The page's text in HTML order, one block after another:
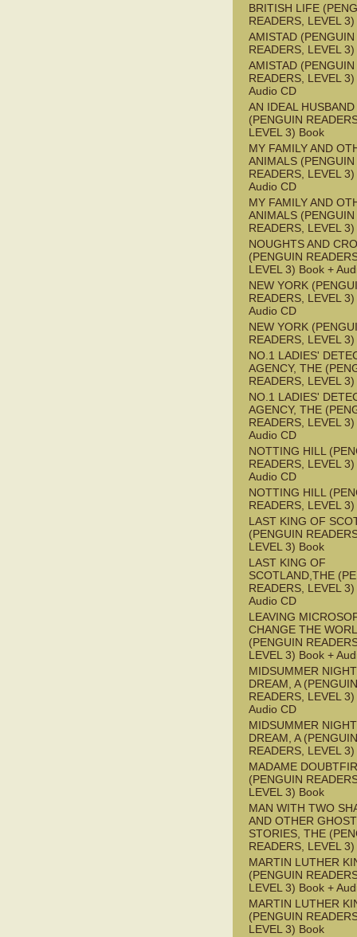
BRITISH LIFE
READERS, LEVEL
AMISTAD (PENGUIN
READERS, LEVEL
AMISTAD (PENGUIN
READERS, LEVEL
Audio CD
AN IDEAL HUSBAND
(PENGUIN
LEVEL 3) Book
MY FAMILY AND
ANIMALS (PENGUIN
READERS, LEVEL
Audio CD
MY FAMILY AND
ANIMALS (PENGUIN
READERS, LEVEL
NOUGHTS AND
(PENGUIN
LEVEL 3) Book +
NEW YORK
READERS, LEVEL
Audio CD
NEW YORK
READERS, LEVEL
NO.1 LADIES'
AGENCY, THE
READERS, LEVEL
NO.1 LADIES'
AGENCY, THE
READERS, LEVEL
Audio CD
NOTTING HILL
READERS, LEVEL
Audio CD
NOTTING HILL
READERS, LEVEL
LAST KING OF
(PENGUIN
LEVEL 3) Book
LAST KING OF
SCOTLAND,THE
READERS, LEVEL
Audio CD
LEAVING
CHANGE THE
(PENGUIN
LEVEL 3) Book +
MIDSUMMER
DREAM, A (PENGUIN
READERS, LEVEL
Audio CD
MIDSUMMER
DREAM, A (PENGUIN
READERS, LEVEL
MADAME
(PENGUIN
LEVEL 3) Book
MAN WITH TWO
AND OTHER GHOST
STORIES, THE
READERS, LEVEL
MARTIN LUTHER
(PENGUIN
LEVEL 3) Book +
MARTIN LUTHER
(PENGUIN
LEVEL 3) Book